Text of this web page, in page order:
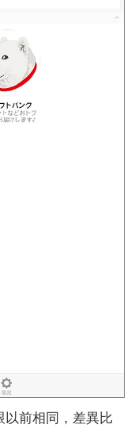
前相同，差異比